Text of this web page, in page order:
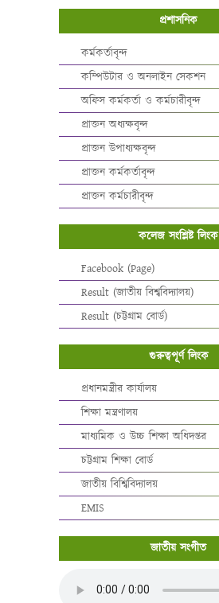
প্রশাসনিক
কর্মকর্তাবৃন্দ
কম্পিউটার ও অনলাইন সেকশন
অফিস কর্মকর্তা ও কর্মচারীবৃন্দ
প্রাক্তন অধ্যক্ষবৃন্দ
প্রাক্তন উপাধ্যক্ষবৃন্দ
প্রাক্তন কর্মকর্তাবৃন্দ
প্রাক্তন কর্মচারীবৃন্দ
কলেজ সংশ্লিষ্ট লিংক
Facebook (Page)
Result (জাতীয় বিশ্ববিদ্যালয়)
Result (চট্টগ্রাম বোর্ড)
গুরুত্বপূর্ণ লিংক
প্রধানমন্ত্রীর কার্যালয়
শিক্ষা মন্ত্রণালয়
মাধ্যমিক ও উচ্চ শিক্ষা অধিদপ্তর
চট্টগ্রাম শিক্ষা বোর্ড
জাতীয় বিশ্বিবিদ্যালয়
EMIS
জাতীয় সংগীত